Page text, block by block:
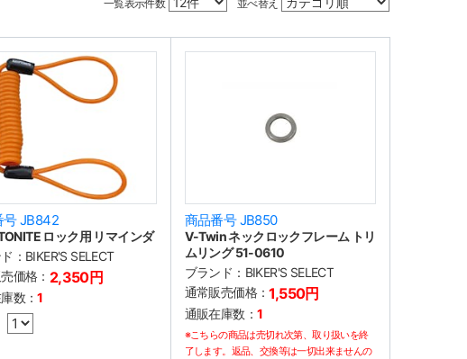
一覧表示件数 並べ替え
号 JB842
ロック用 リマインダ
： BIKER'S SELECT
価格： 2,350円
数：1
商品番号 JB850
V-Twin ネックロックフレーム トリ
ムリング 51-0610
ブランド： BIKER'S SELECT
通常販売価格：1,550円
通販在庫数： 1
※こちらの商品は売切れ次第、取り扱いを終
了します。返品、交換等は一切出来ませんの